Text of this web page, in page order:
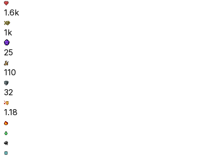
1.6k
1k
25
110
32
1.18